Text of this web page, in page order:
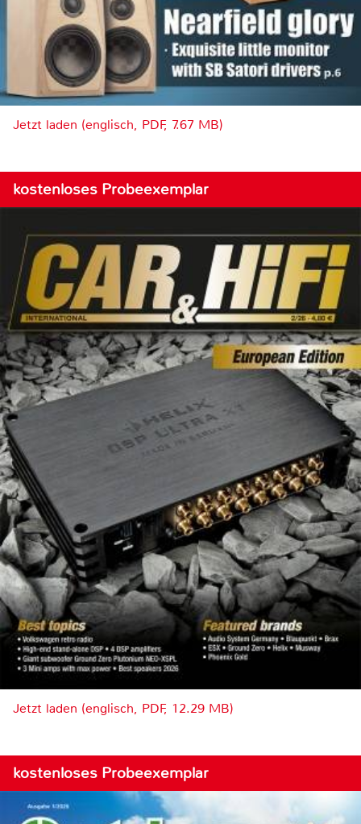
Jetzt laden (englisch, PDF, 7.67 MB)
kostenloses Probeexemplar
Jetzt laden (englisch, PDF, 12.29 MB)
kostenloses Probeexemplar